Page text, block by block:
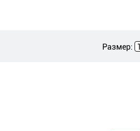
Размер: